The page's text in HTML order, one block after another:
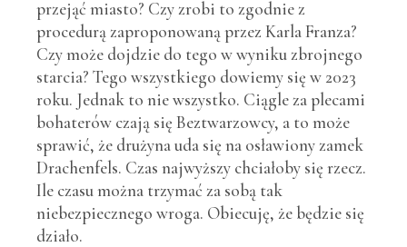
przejąć miasto? Czy zrobi to zgodnie z
procedurą zaproponowaną przez Karla Franza?
Czy może dojdzie do tego w wyniku zbrojnego
starcia? Tego wszystkiego dowiemy się w 2023
roku. Jednak to nie wszystko. Ciągle za plecami
bohaterów czają się Beztwarzowcy, a to może
sprawić, że drużyna uda się na osławiony zamek
Drachenfels. Czas najwyższy chciałoby się rzecz.
Ile czasu można trzymać za sobą tak
niebezpiecznego wroga. Obiecuję, że będzie się
działo.